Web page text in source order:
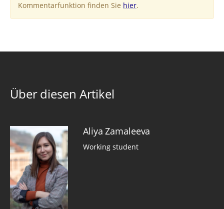
Kommentarfunktion finden Sie hier.
Über diesen Artikel
Aliya Zamaleeva
Working student